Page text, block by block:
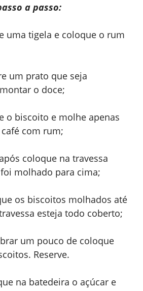
a passo:
uma tigela e coloque o rum
um prato que seja
o doce;
o biscoito e molhe apenas
com rum;
coloque na travessa
molhado para cima;
os biscoitos molhados até
esteja todo coberto;
um pouco de coloque
Reserve.
na batedeira o açúcar e